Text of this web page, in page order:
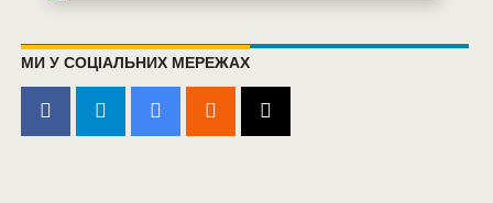
МИ У СОЦІАЛЬНИХ МЕРЕЖАХ